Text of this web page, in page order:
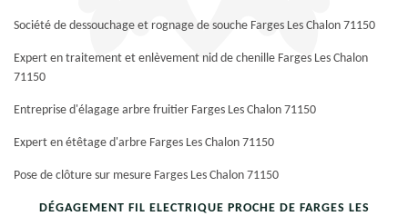
Société de dessouchage et rognage de souche Farges Les Chalon 71150
Expert en traitement et enlèvement nid de chenille Farges Les Chalon
71150
Entreprise d'élagage arbre fruitier Farges Les Chalon 71150
Expert en étêtage d'arbre Farges Les Chalon 71150
Pose de clôture sur mesure Farges Les Chalon 71150
DÉGAGEMENT FIL ELECTRIQUE PROCHE DE FARGES LES